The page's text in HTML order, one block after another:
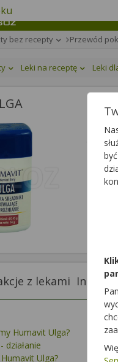
bez recepty Przewód
Leki na receptę Leki
tabletki
z lekami
Humavit Ulga?
działanie
Ulga?